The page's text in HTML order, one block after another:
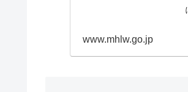
www.mhlw.go.jp